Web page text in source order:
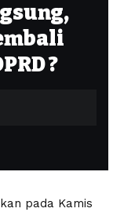
?
pada Kamis